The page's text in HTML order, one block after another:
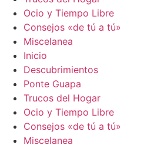
Ocio y Tiempo Libre
Consejos «de tú a tú»
Miscelanea
Inicio
Descubrimientos
Ponte Guapa
Trucos del Hogar
Ocio y Tiempo Libre
Consejos «de tú a tú»
Miscelanea